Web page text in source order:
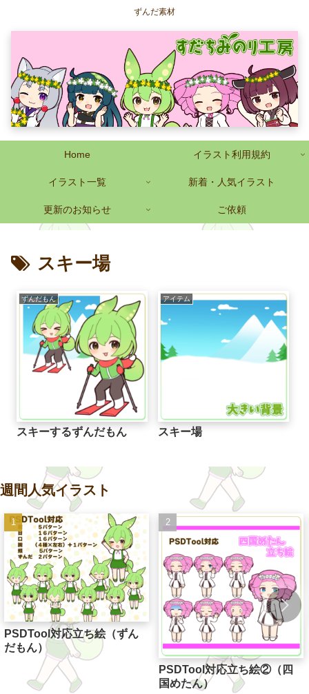
ずんだ素材
Home イラスト利用規約
イラスト一覧 新着・人気イラスト
更新のお知らせ ご依頼
スキー場
ずんだもん
スキーするずんだもん
アイテム
スキー場
週間人気イラスト
PSDTool対応立ち絵（ずん
だもん）
PSDTool対応立ち絵②（四
国めたん）